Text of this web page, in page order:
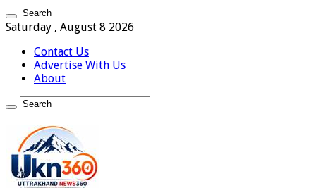
Saturday , August 8 2026
Contact Us
Advertise With Us
About